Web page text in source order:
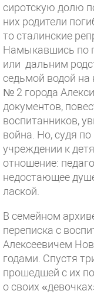
сиротскую долю
них родители
то сталинские
Намыкавшись по
или дальним
седьмой водой на
№ 2 города
документов,
воспитанников,
война. Но, судя
учреждении к
отношение:
недостающее
лаской.
В семейном
переписка с
Алексеевичем
годами. Спустя
прошедшей с их
о своих